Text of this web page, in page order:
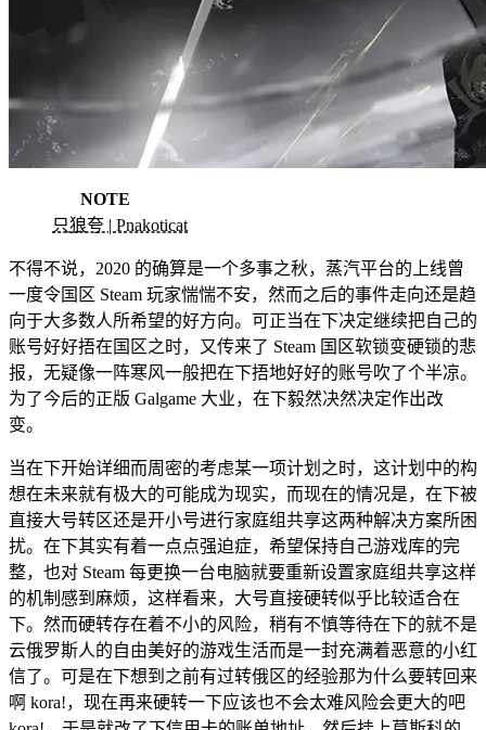
NOTE
只狼夸 | Pnakoticat
不得不说，2020 的确算是一个多事之秋，蒸汽平台的上线曾
一度令国区 Steam 玩家惴惴不安，然而之后的事件走向还是趋
向于大多数人所希望的好方向。可正当在下决定继续把自己的
账号好好捂在国区之时，又传来了 Steam 国区软锁变硬锁的悲
报，无疑像一阵寒风一般把在下捂地好好的账号吹了个半凉。
为了今后的正版 Galgame 大业，在下毅然决然决定作出改
变。
当在下开始详细而周密的考虑某一项计划之时，这计划中的构
想在未来就有极大的可能成为现实，而现在的情况是，在下被
直接大号转区还是开小号进行家庭组共享这两种解决方案所困
扰。在下其实有着一点点强迫症，希望保持自己游戏库的完
整，也对 Steam 每更换一台电脑就要重新设置家庭组共享这样
的机制感到麻烦，这样看来，大号直接硬转似乎比较适合在
下。然而硬转存在着不小的风险，稍有不慎等待在下的就不是
云俄罗斯人的自由美好的游戏生活而是一封充满着恶意的小红
信了。可是在下想到之前有过转俄区的经验那为什么要转回来
啊 kora!，现在再来硬转一下应该也不会太难风险会更大的吧